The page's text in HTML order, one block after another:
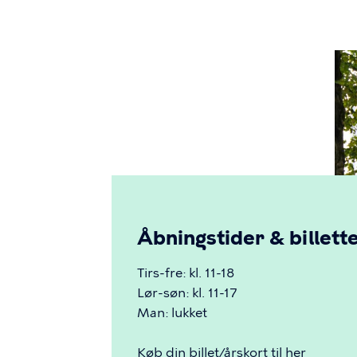
Åbningstider &
Tirs-fre: kl. 11-18
Lør-søn: kl. 11-17
Man: lukket
Køb din billet/årskort til her